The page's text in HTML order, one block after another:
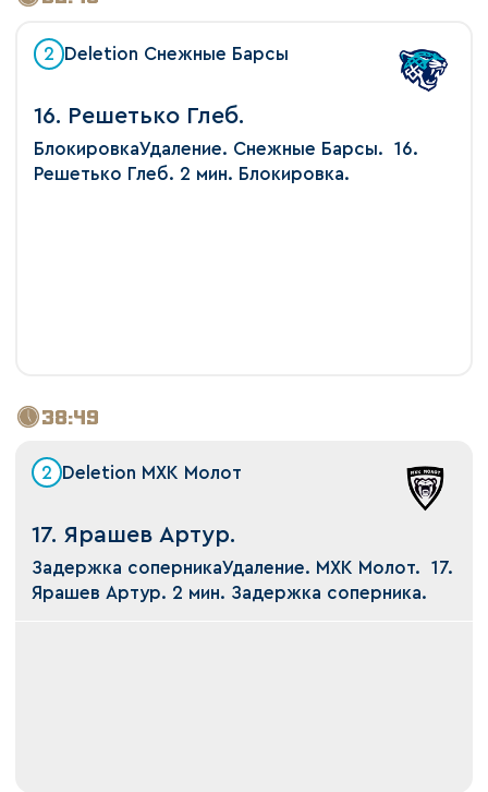
2 Deletion Снежные Барсы
16. Решетько Глеб.
БлокировкаУдаление. Снежные Барсы. 16.
Решетько Глеб. 2 мин. Блокировка.
38:49
2 Deletion МХК Молот
17. Ярашев Артур.
Задержка соперникаУдаление. МХК Молот. 17.
Ярашев Артур. 2 мин. Задержка соперника.